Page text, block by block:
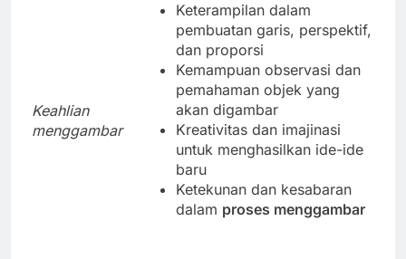
Keahlian
menggambar
Keterampilan dalam
pembuatan garis, perspektif,
dan proporsi
Kemampuan observasi dan
pemahaman objek yang
akan digambar
Kreativitas dan imajinasi
untuk menghasilkan ide-ide
baru
Ketekunan dan kesabaran
dalam proses menggambar